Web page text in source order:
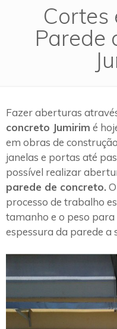
Cortes
Parede
Fazer aberturas
concreto Jumirim é
em obras de
janelas e portas até
possível realizar
parede de concreto.
processo de trabalho
tamanho e o peso
espessura da parede a